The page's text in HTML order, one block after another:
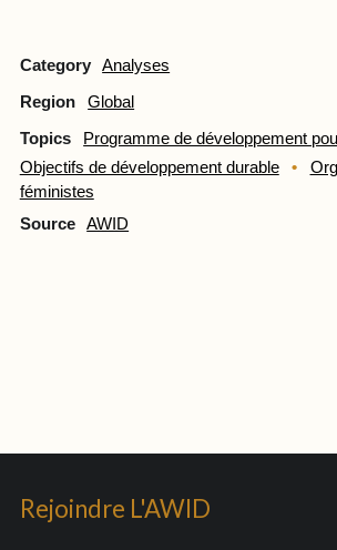
Category Analyses
Region Global
Topics
Programme de développement
Objectifs de développement durable
féministes
Source
AWID
Rejoindre L'AWID